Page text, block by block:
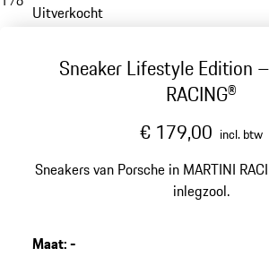
Uitverkocht
Sneaker Lifestyle Edition
RACING®
€ 179,00 incl. btw
Sneakers van Porsche in MARTINI
inlegzool.
Maat:-